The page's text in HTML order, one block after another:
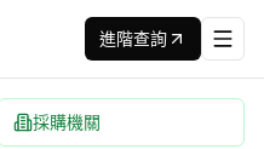
進階查詢
採購機關